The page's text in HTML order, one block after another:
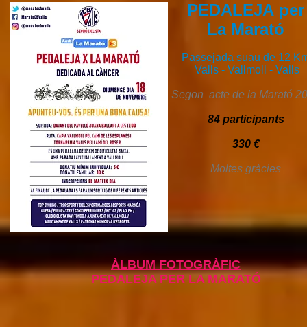
PEDALEJA per
La Marató
Passejada suau de 12
Valls - Vallmoll - Valls
Segon acte de la Marató
84 participants
330 €
Moltes gràcies
ÀLBUM FOTOGRÀFIC
PEDALEJA PER LA MARATÓ